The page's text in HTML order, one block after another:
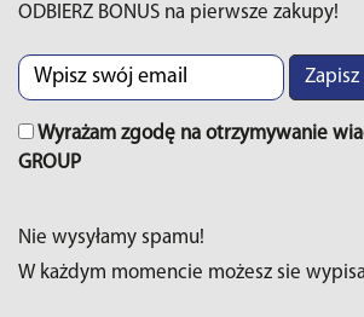
ODBIERZ BONUS na pierwsze zakupy!
Zapisz
Wyrażam zgodę na otrzymywanie
GROUP
Nie wysyłamy spamu!
W każdym momencie możesz sie